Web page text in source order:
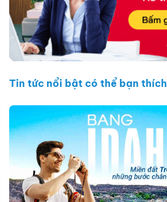
Tin tức nổi bật có thể bạn thích